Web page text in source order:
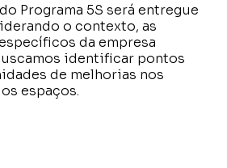
Programa 5S será entregue
o contexto, as
da empresa
identificar pontos
de melhorias nos
espaços.